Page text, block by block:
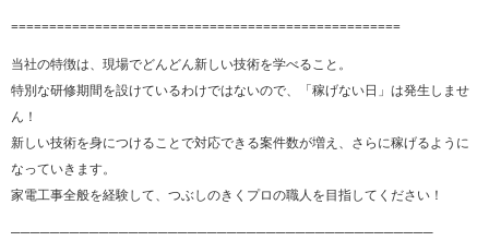
===================================================
当社の特徴は、現場でどんどん新しい技術を学べること。
特別な研修期間を設けているわけではないので、「稼げない日」は発生しませ
ん！
新しい技術を身につけることで対応できる案件数が増え、さらに稼げるように
なっていきます。
家電工事全般を経験して、つぶしのきくプロの職人を目指してください！
───────────────────────────────────────────